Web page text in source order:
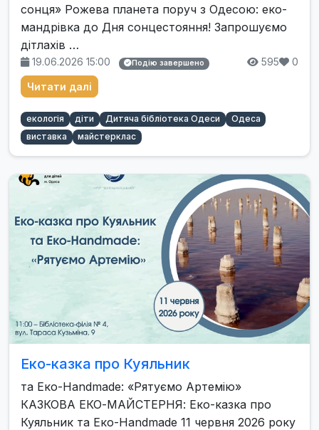
сонця» Рожева планета поруч з Одесою: еко-
мандрівка до Дня сонцестояння! Запрошуємо
дітлахів …
19.06.2026 15:00 Подію завершено 595 0
Читати далі
екологія діти Дитяча бібліотека Одеси
Одеса
виставка
майстерклас
Еко-казка про Куяльник
та Еко-Handmade: «Рятуємо Артемію»
КАЗКОВА ЕКО-МАЙСТЕРНЯ: Еко-казка про
Куяльник та Еко-Handmade 11 червня 2026 року